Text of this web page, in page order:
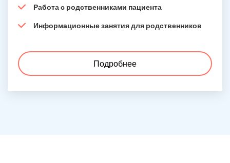
Работа с родственниками пациента
Информационные занятия для родственников
Подробнее